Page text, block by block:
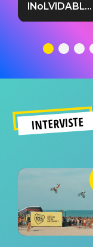
INoLVIDABLE”:
testo,
significato
INTERVISTE